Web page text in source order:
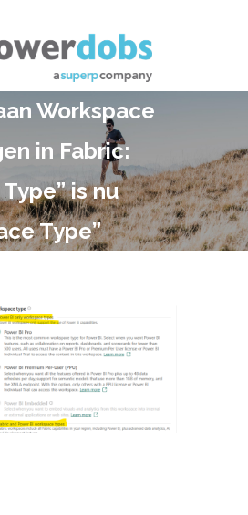
Workspace
in Fabric:
is nu
Type”